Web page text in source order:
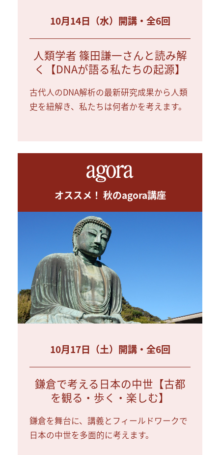
10月14日（水）開講・全6回
人類学者 篠田謙一さんと読み解
く【DNAが語る私たちの起源】
古代人のDNA解析の最新研究成果から人類
史を紐解き、私たちは何者かを考えます。
オススメ！ 秋のagora講座
10月17日（土）開講・全6回
鎌倉で考える日本の中世【古都
を観る・歩く・楽しむ】
鎌倉を舞台に、講義とフィールドワークで
日本の中世を多面的に考えます。